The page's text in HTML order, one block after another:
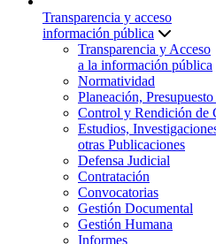
Transparencia y acceso
información pública
Transparencia y Acceso
a la información pública
Normatividad
Planeación,
Control y Rendición de
Estudios,
otras Publicaciones
Defensa Judicial
Contratación
Convocatorias
Gestión Documental
Gestión Humana
Informes